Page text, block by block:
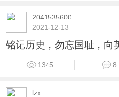
2041535600
2021-12-13
铭记历史，勿忘国耻，向
1345 8
lzx